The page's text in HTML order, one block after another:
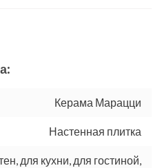
Керама Марацци
Настенная плитка
для кухни, для гостиной,